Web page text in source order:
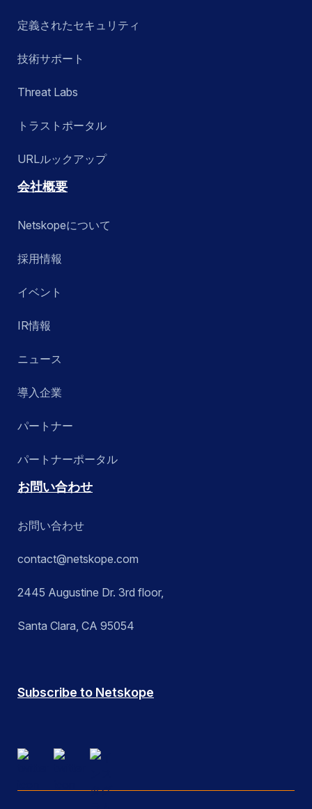
定義されたセキュリティ
技術サポート
Threat Labs
トラストポータル
URLルックアップ
会社概要
Netskopeについて
採用情報
イベント
IR情報
ニュース
導入企業
パートナー
パートナーポータル
お問い合わせ
お問い合わせ
contact@netskope.com
2445 Augustine Dr. 3rd floor,
Santa Clara, CA 95054
Subscribe to Netskope